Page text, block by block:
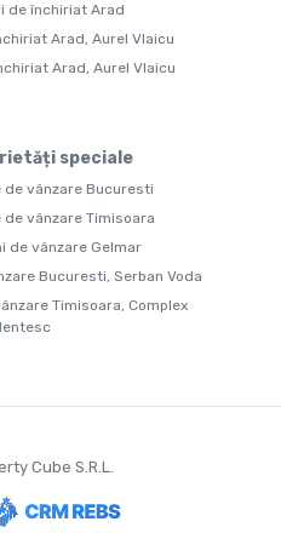
de închiriat Arad
Arad, Aurel Vlaicu
Arad, Aurel Vlaicu
speciale
vânzare Bucuresti
vânzare Timisoara
de vânzare Gelmar
Bucuresti, Serban Voda
Timisoara, Complex
Cube S.R.L.